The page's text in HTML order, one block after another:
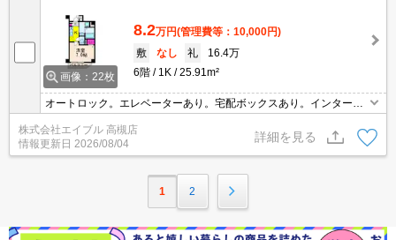
画像：22枚
8.2万円(管理費等：10,000円)
敷
なし 礼
16.4万
6階
1K 25.91m²
オートロック。エレベーターあり。宅配ボックスあり。インターネ
ット無料で使い放題。
株式会社エイブル 高槻店
情報更新日 2026/08/04
詳細を見る
1 2